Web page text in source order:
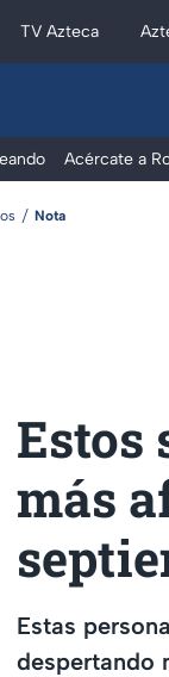
TV Azteca
Acércate a
Nota
Estos
más
Estas
despertando